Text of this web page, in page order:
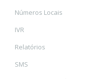
Números Locais
IVR
Relatórios
SMS